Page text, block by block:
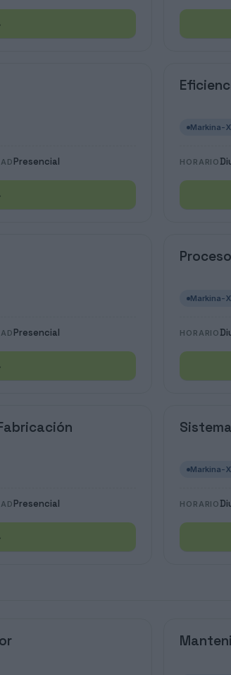
Presencial
Markina-
HORARIO
Presencial
Markina-
HORARIO
Presencial
Markina-
HORARIO